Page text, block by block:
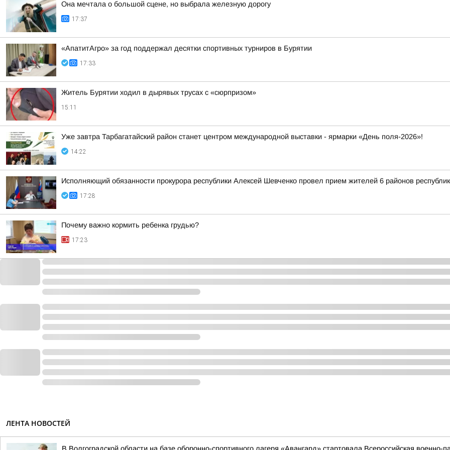
Она мечтала о большой сцене, но выбрала железную дорогу
17:37
«АпатитАгро» за год поддержал десятки спортивных турниров в Бурятии
17:33
Житель Бурятии ходил в дырявых трусах с «сюрпризом»
15:11
Уже завтра Тарбагатайский район станет центром международной выставки - ярмарки «День поля-2026»!
14:22
Исполняющий обязанности прокурора республики Алексей Шевченко провел прием жителей 6 районов
17:28
Почему важно кормить ребенка грудью?
17:23
ЛЕНТА НОВОСТЕЙ